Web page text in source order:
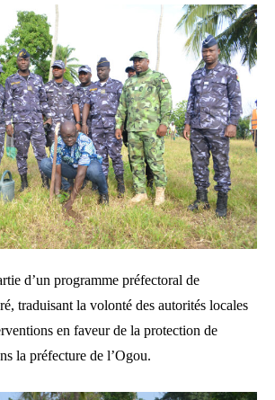
d’un programme préfectoral de
traduisant la volonté des autorités locales
en faveur de la protection de
la préfecture de l’Ogou.